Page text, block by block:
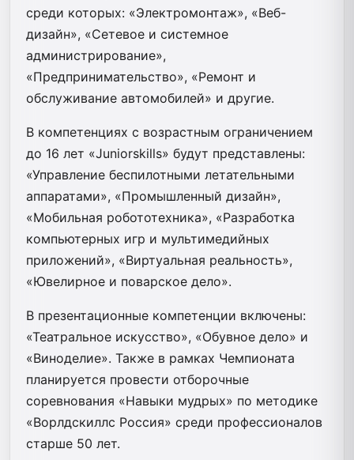
среди которых: «Электромонтаж», «Веб-
дизайн», «Сетевое и системное
администрирование»,
«Предпринимательство», «Ремонт и
обслуживание автомобилей» и другие.
В компетенциях с возрастным ограничением
до 16 лет «Juniorskills» будут представлены:
«Управление беспилотными летательными
аппаратами», «Промышленный дизайн»,
«Мобильная робототехника», «Разработка
компьютерных игр и мультимедийных
приложений», «Виртуальная реальность»,
«Ювелирное и поварское дело».
В презентационные компетенции включены:
«Театральное искусство», «Обувное дело» и
«Виноделие». Также в рамках Чемпионата
планируется провести отборочные
соревнования «Навыки мудрых» по методике
«Ворлдскиллс Россия» среди профессионалов
старше 50 лет.